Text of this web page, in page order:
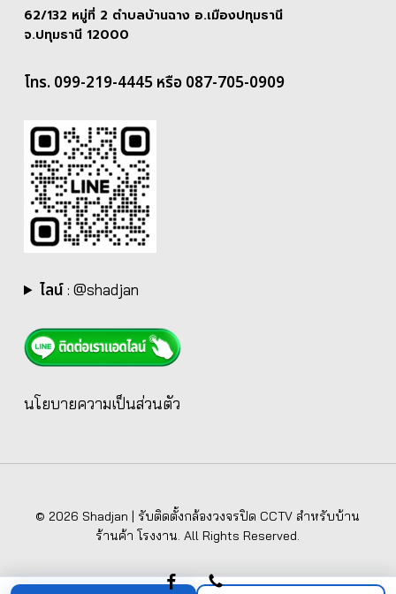
62/132 หมู่ที่ 2 ตำบลบ้านฉาง อ.เมืองปทุมธานี
จ.ปทุมธานี 12000
โทร. 099-219-4445 หรือ 087-705-0909
ไลน์: @shadjan
นโยบายความเป็นส่วนตัว
© 2026 Shadjan | รับติดตั้งกล้องวงจรปิด CCTV สำหรับบ้าน
ร้านค้า โรงงาน. All Rights Reserved.
facebookphone